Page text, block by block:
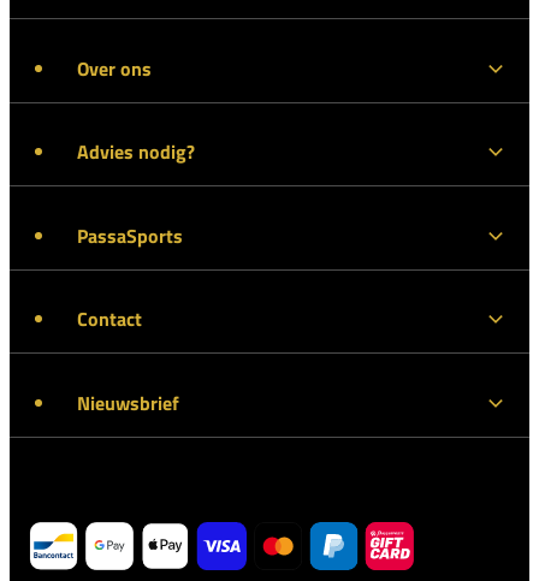
Over ons
Advies nodig?
PassaSports
Contact
Nieuwsbrief